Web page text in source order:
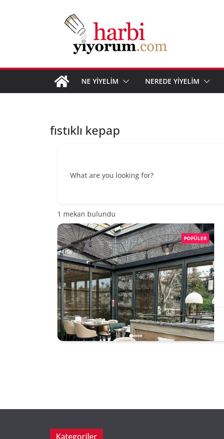
NE YİYELİM NEREDE YİYELİM
fıstıklı kepap
What are you looking for?
1 mekan bulundu
POPÜLER
Kategoriler